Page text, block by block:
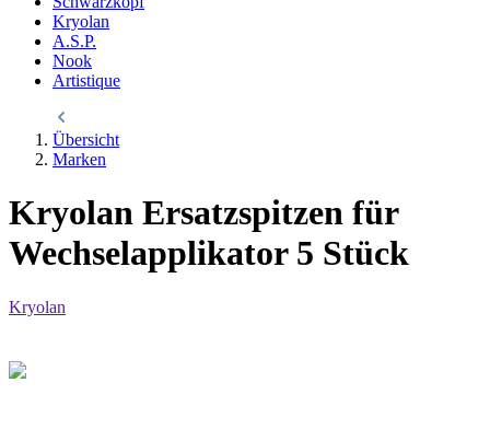
Kryolan
A.S.P.
Nook
Artistique
Übersicht
Marken
Kryolan Ersatzspitzen für
Wechselapplikator 5 Stück
Kryolan